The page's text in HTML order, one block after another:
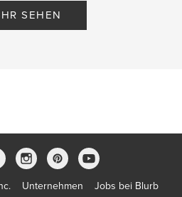
SEHEN
Unternehmen Jobs bei Blurb